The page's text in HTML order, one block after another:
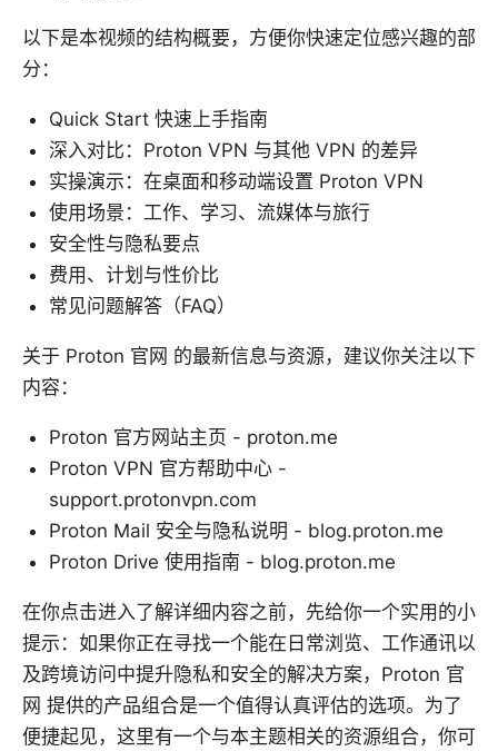
以下是本视频的结构概要，方便你快速定位感兴趣的部
分：
Quick Start 快速上手指南
深入对比：Proton VPN 与其他 VPN 的差异
实操演示：在桌面和移动端设置 Proton VPN
使用场景：工作、学习、流媒体与旅行
安全性与隐私要点
费用、计划与性价比
常见问题解答（FAQ）
关于 Proton 官网 的最新信息与资源，建议你关注以下
内容：
Proton 官方网站主页 - proton.me
Proton VPN 官方帮助中心 -
support.protonvpn.com
Proton Mail 安全与隐私说明 - blog.proton.me
Proton Drive 使用指南 - blog.proton.me
在你点击进入了解详细内容之前，先给你一个实用的小
提示：如果你正在寻找一个能在日常浏览、工作通讯以
及跨境访问中提升隐私和安全的解决方案，Proton 官
网 提供的产品组合是一个值得认真评估的选项。为了
便捷起见，这里有一个与本主题相关的资源组合，你可